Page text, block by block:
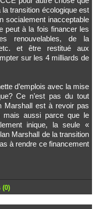
la transition écologique est
socialement inacceptable
peut à la fois financer les
renouvelables, de la
et être restitué aux
sur les 4 milliards de
d’emplois avec la mise
Ce n’est pas du tout
Marshall est à revoir pas
mais aussi parce que le
inique, la seule «
Marshall de la transition
à rendre ce financement
(0)